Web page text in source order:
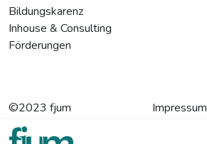
Bildungskarenz
Inhouse & Consulting
Förderungen
Impressum
©2023 fjum